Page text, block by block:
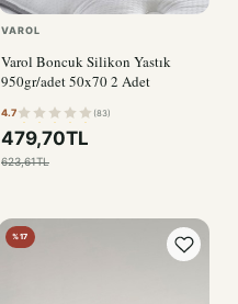
VAROL
Varol Boncuk Silikon Yastık
950gr/adet 50x70 2 Adet
4.7 (83)
479,70TL
623,61TL
%17